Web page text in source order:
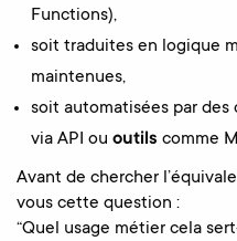
Functions),
soit traduites en logique
maintenues,
soit automatisées par des
via API ou outils comme
Avant de chercher
vous cette question :
“Quel usage métier cela